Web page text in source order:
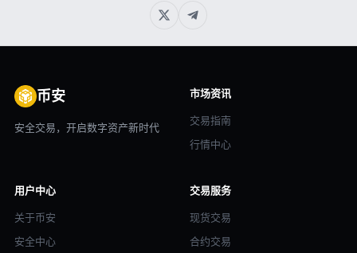
币安
安全交易，开启数字资产新时代
市场资讯
交易指南
行情中心
用户中心
关于币安
安全中心
交易服务
现货交易
合约交易